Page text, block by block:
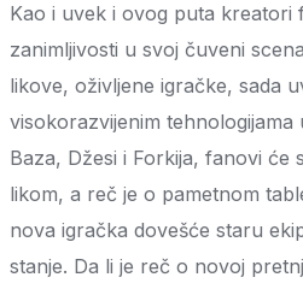
Kao i uvek i ovog puta kreatori
zanimljivosti u svoj čuveni
likove, oživljene igračke, sada
visokorazvijenim tehnologijama
Baza, Džesi i Forkija, fanovi će
likom, a reč je o pametnom
nova igračka dovešće staru
stanje. Da li je reč o novoj